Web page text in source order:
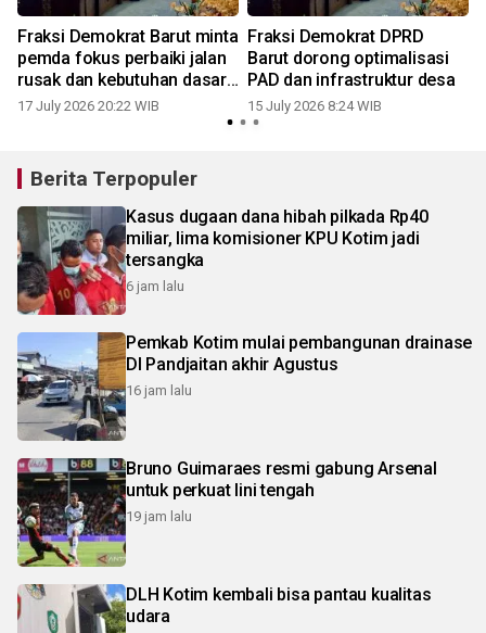
Fraksi Demokrat Barut minta
pemda fokus perbaiki jalan
rusak dan kebutuhan dasar
masyarakat
17 July 2026 20:22 WIB
Fraksi Demokrat DPRD
Barut dorong optimalisasi
PAD dan infrastruktur desa
15 July 2026 8:24 WIB
Berita Terpopuler
Kasus dugaan dana hibah pilkada Rp40
miliar, lima komisioner KPU Kotim jadi
tersangka
6 jam lalu
Pemkab Kotim mulai pembangunan drainase
DI Pandjaitan akhir Agustus
16 jam lalu
Bruno Guimaraes resmi gabung Arsenal
untuk perkuat lini tengah
19 jam lalu
DLH Kotim kembali bisa pantau kualitas
udara